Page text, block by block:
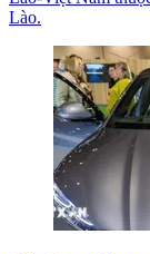
Lào.